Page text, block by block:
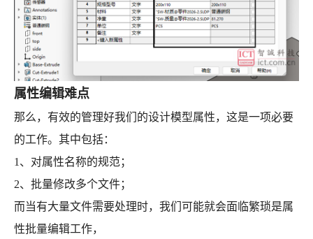
属性编辑难点
那么，有效的管理好我们的设计模型属性，这是一项必要
的工作。其中包括：
1、对属性名称的规范；
2、批量修改多个文件；
而当有大量文件需要处理时，我们可能就会面临繁琐是属
性批量编辑工作，